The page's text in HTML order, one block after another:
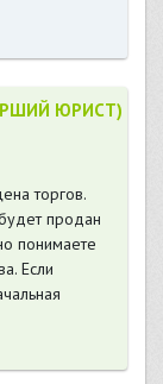
ЮРИСТ)
торгов.
продан
понимаете
Если